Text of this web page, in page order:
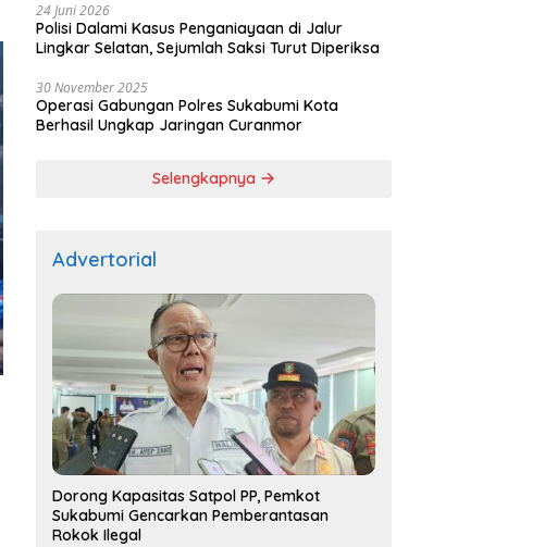
24 Juni 2026
Polisi Dalami Kasus Penganiayaan di Jalur
Lingkar Selatan, Sejumlah Saksi Turut Diperiksa
30 November 2025
Operasi Gabungan Polres Sukabumi Kota
Berhasil Ungkap Jaringan Curanmor
Selengkapnya
Advertorial
Dorong Kapasitas Satpol PP, Pemkot
Sukabumi Gencarkan Pemberantasan
Rokok Ilegal